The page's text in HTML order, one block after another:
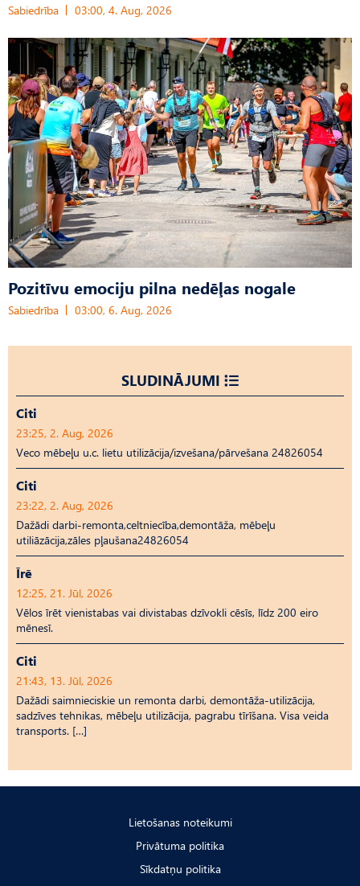
Sabiedrība 03:00, 4. Aug, 2026
Pozitīvu emociju pilna nedēļas nogale
Sabiedrība 03:00, 6. Aug, 2026
SLUDINĀJUMI
Citi
23:25, 2. Aug, 2026
Veco mēbeļu u.c. lietu utilizācija/izvešana/pārvešana 24826054
Citi
23:22, 2. Aug, 2026
Dažādi darbi-remonta,celtniecība,demontāža, mēbeļu
utiliāzācija,zāles pļaušana24826054
Īrē
12:25, 21. Jūl, 2026
Vēlos īrēt vienistabas vai divistabas dzīvokli cēsīs, līdz 200 eiro
mēnesī.
Citi
21:43, 13. Jūl, 2026
Dažādi saimnieciskie un remonta darbi, demontāža-utilizācija,
sadzīves tehnikas, mēbeļu utilizācija, pagrabu tīrīšana. Visa veida
transports. […]
Lietošanas noteikumi
Privātuma politika
Sīkdatņu politika